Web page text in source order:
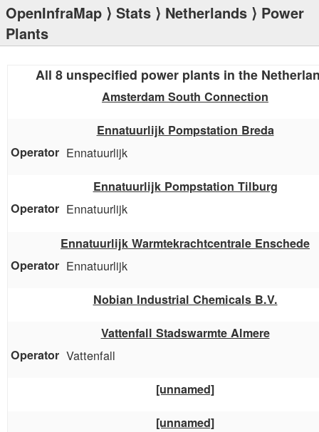
OpenInfraMap ⟩ Stats ⟩ Netherlands ⟩ Power
Plants
All 8 unspecified power plants in the
Amsterdam South Connection
Ennatuurlijk Pompstation Breda
Ennatuurlijk
Ennatuurlijk Pompstation Tilburg
Ennatuurlijk
Ennatuurlijk Warmtekrachtcentrale Enschede
Ennatuurlijk
Nobian Industrial Chemicals B.V.
Vattenfall Stadswarmte Almere
Vattenfall
[unnamed]
[unnamed]